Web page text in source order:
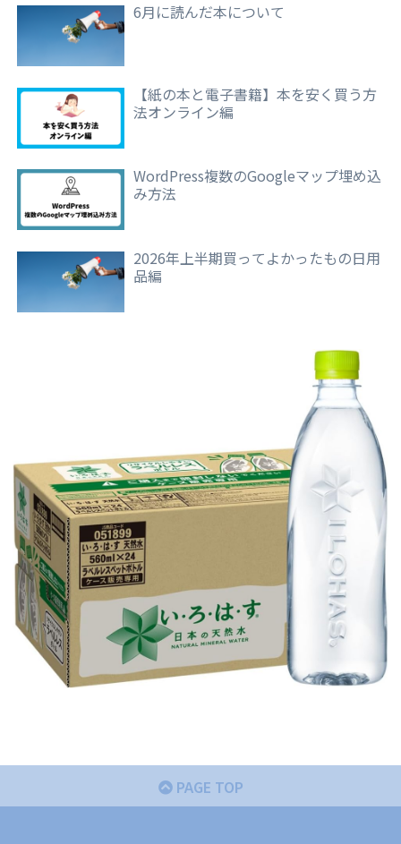
6月に読んだ本について
【紙の本と電子書籍】本を安く買う方
法オンライン編
WordPress複数のGoogleマップ埋め込
み方法
2026年上半期買ってよかったもの日用
品編
PAGE TOP